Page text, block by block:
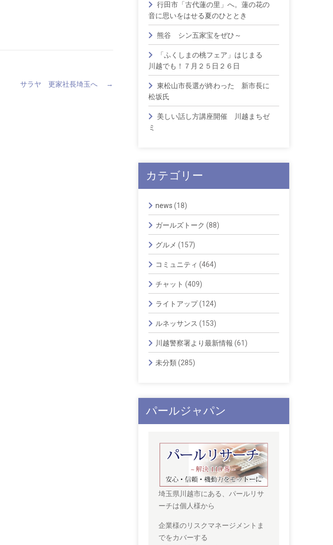
サラヤ 更家社長埼玉へ →
行田市「古代蓮の里」へ。蓮の花の
音に思いをはせる夏のひととき
熊谷 シン五家宝をぜひ～
「ふくしまの桃フェア」はじまる
川越でも！７月２５日２６日
東松山市長選が終わった 新市長に
松坂氏
美しい話し方講座開催 川越まちゼ
ミ
カテゴリー
news (18)
ガールズトーク (88)
グルメ (157)
コミュニティ (464)
チャット (409)
ライトアップ(124)
ルネッサンス (153)
川越警察署より最新情報 (61)
未分類(285)
パールジャパン
埼玉県川越市にある、パールリサ
ーチは個人様から
企業様のリスクマネージメントま
でをカバーする